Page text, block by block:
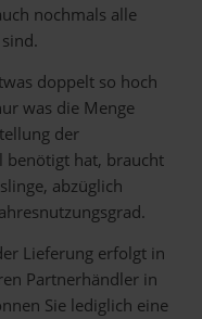
nochmals alle
doppelt so hoch
was die Menge
der
benötigt hat, braucht
abzüglich
Lieferung erfolgt in
Partnerhändler in
Sie lediglich eine